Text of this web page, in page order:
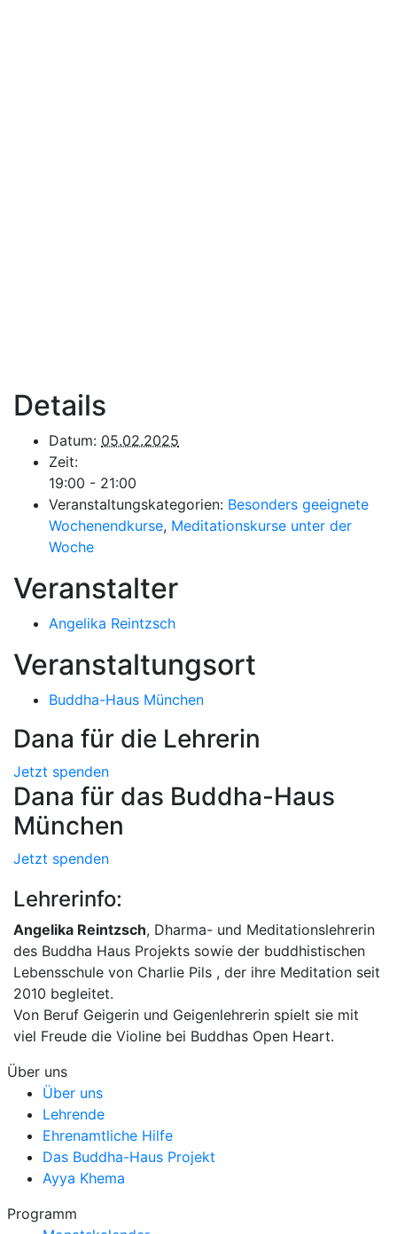
Details
Datum: 05.02.2025
Zeit:
19:00 - 21:00
Veranstaltungskategorien: Besonders geeignete
Wochenendkurse, Meditationskurse unter der
Woche
Veranstalter
Angelika Reintzsch
Veranstaltungsort
Buddha-Haus München
Dana für die Lehrerin
Jetzt spenden
Dana für das Buddha-Haus
München
Jetzt spenden
Lehrerinfo:
Angelika Reintzsch, Dharma- und Meditationslehrerin
des Buddha Haus Projekts sowie der buddhistischen
Lebensschule von Charlie Pils , der ihre Meditation seit
2010 begleitet.
Von Beruf Geigerin und Geigenlehrerin spielt sie mit
viel Freude die Violine bei Buddhas Open Heart.
Über uns
Über uns
Lehrende
Ehrenamtliche Hilfe
Das Buddha-Haus Projekt
Ayya Khema
Programm